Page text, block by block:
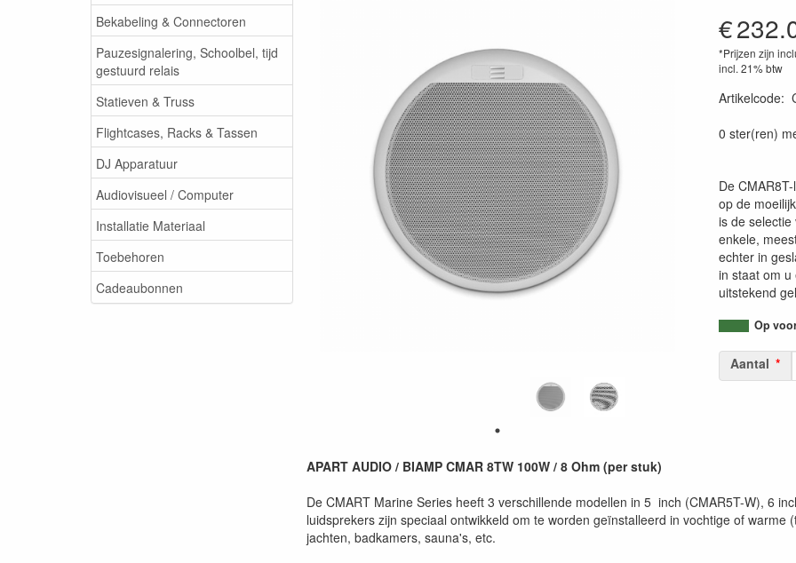
Bekabeling & Connectoren
Pauzesignalering, Schoolbel, tijd
gestuurd relais
Statieven & Truss
Flightcases, Racks & Tassen
DJ Apparatuur
Audiovisueel / Computer
Installatie Materiaal
Toebehoren
Cadeaubonnen
€
*Prijzen zijn
incl. 21% btw
Artikelcode:
0 ster(ren)
De
op de
is de
enkele,
echter in
in staat om u
uitstekend
Op
Aantal
APART AUDIO / BIAMP CMAR 8TW 100W / 8 Ohm (per stuk)
De CMART Marine Series heeft 3 verschillende modellen in 5 inch (CMAR5T-W), 6
luidsprekers zijn speciaal ontwikkeld om te worden geïnstalleerd in vochtige of
jachten, badkamers, sauna's, etc.